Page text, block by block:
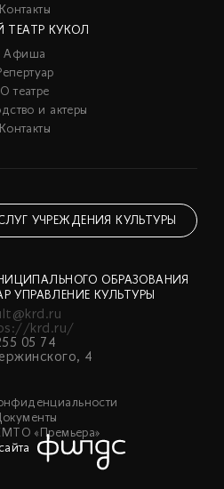
Контакты
ТЕАТР КУКОЛ
Афиша
О театре
и актеры
Контакты
УЧРЕЖДЕНИЯ КУЛЬТУРЫ
ОБРАЗОВАНИЯ
УПРАВЛЕНИЕ КУЛЬТУРЫ
krd.ru/
05 74
4
«Премьера»